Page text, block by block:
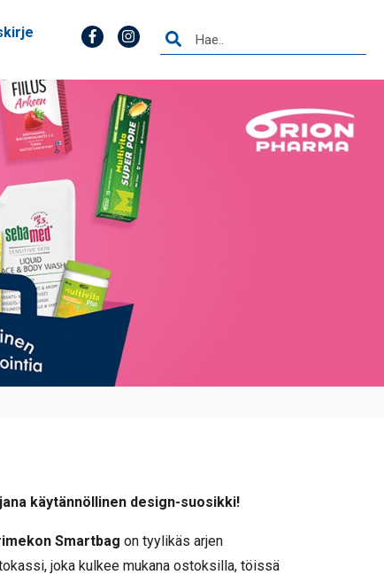
käytännöllinen design-suosikki!
Smartbag on tyylikäs arjen
joka kulkee mukana ostoksilla, töissä